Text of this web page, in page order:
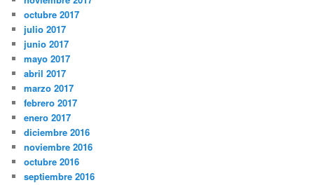
octubre 2017
julio 2017
junio 2017
mayo 2017
abril 2017
marzo 2017
febrero 2017
enero 2017
diciembre 2016
noviembre 2016
octubre 2016
septiembre 2016